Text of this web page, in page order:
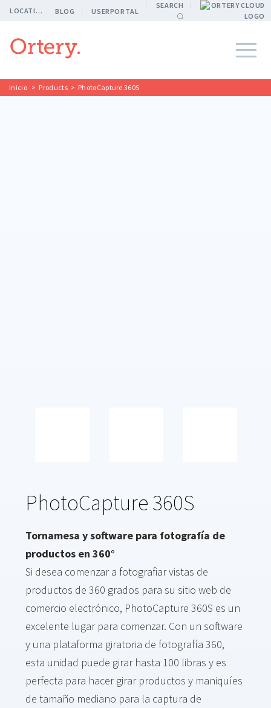
LOCATION BLOG USERPORTAL
SEARCH
Inicio > Products > PhotoCapture 360S
PhotoCapture 360S
Tornamesa y software para fotografía de
productos en 360°
Si desea comenzar a fotografiar vistas de
productos de 360 grados para su sitio web de
comercio electrónico, PhotoCapture 360S es un
excelente lugar para comenzar. Con un software
y una plataforma giratoria de fotografía 360,
esta unidad puede girar hasta 100 libras y es
perfecta para hacer girar productos y maniquíes
de tamaño mediano para la captura de